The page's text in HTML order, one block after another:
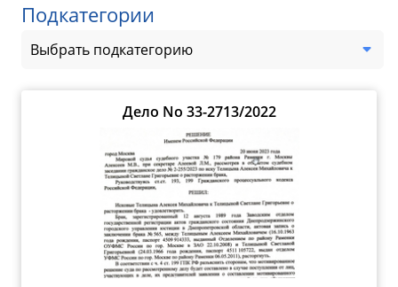
Подкатегории
Выбрать подкатегорию
Дело No 33-2713/2022